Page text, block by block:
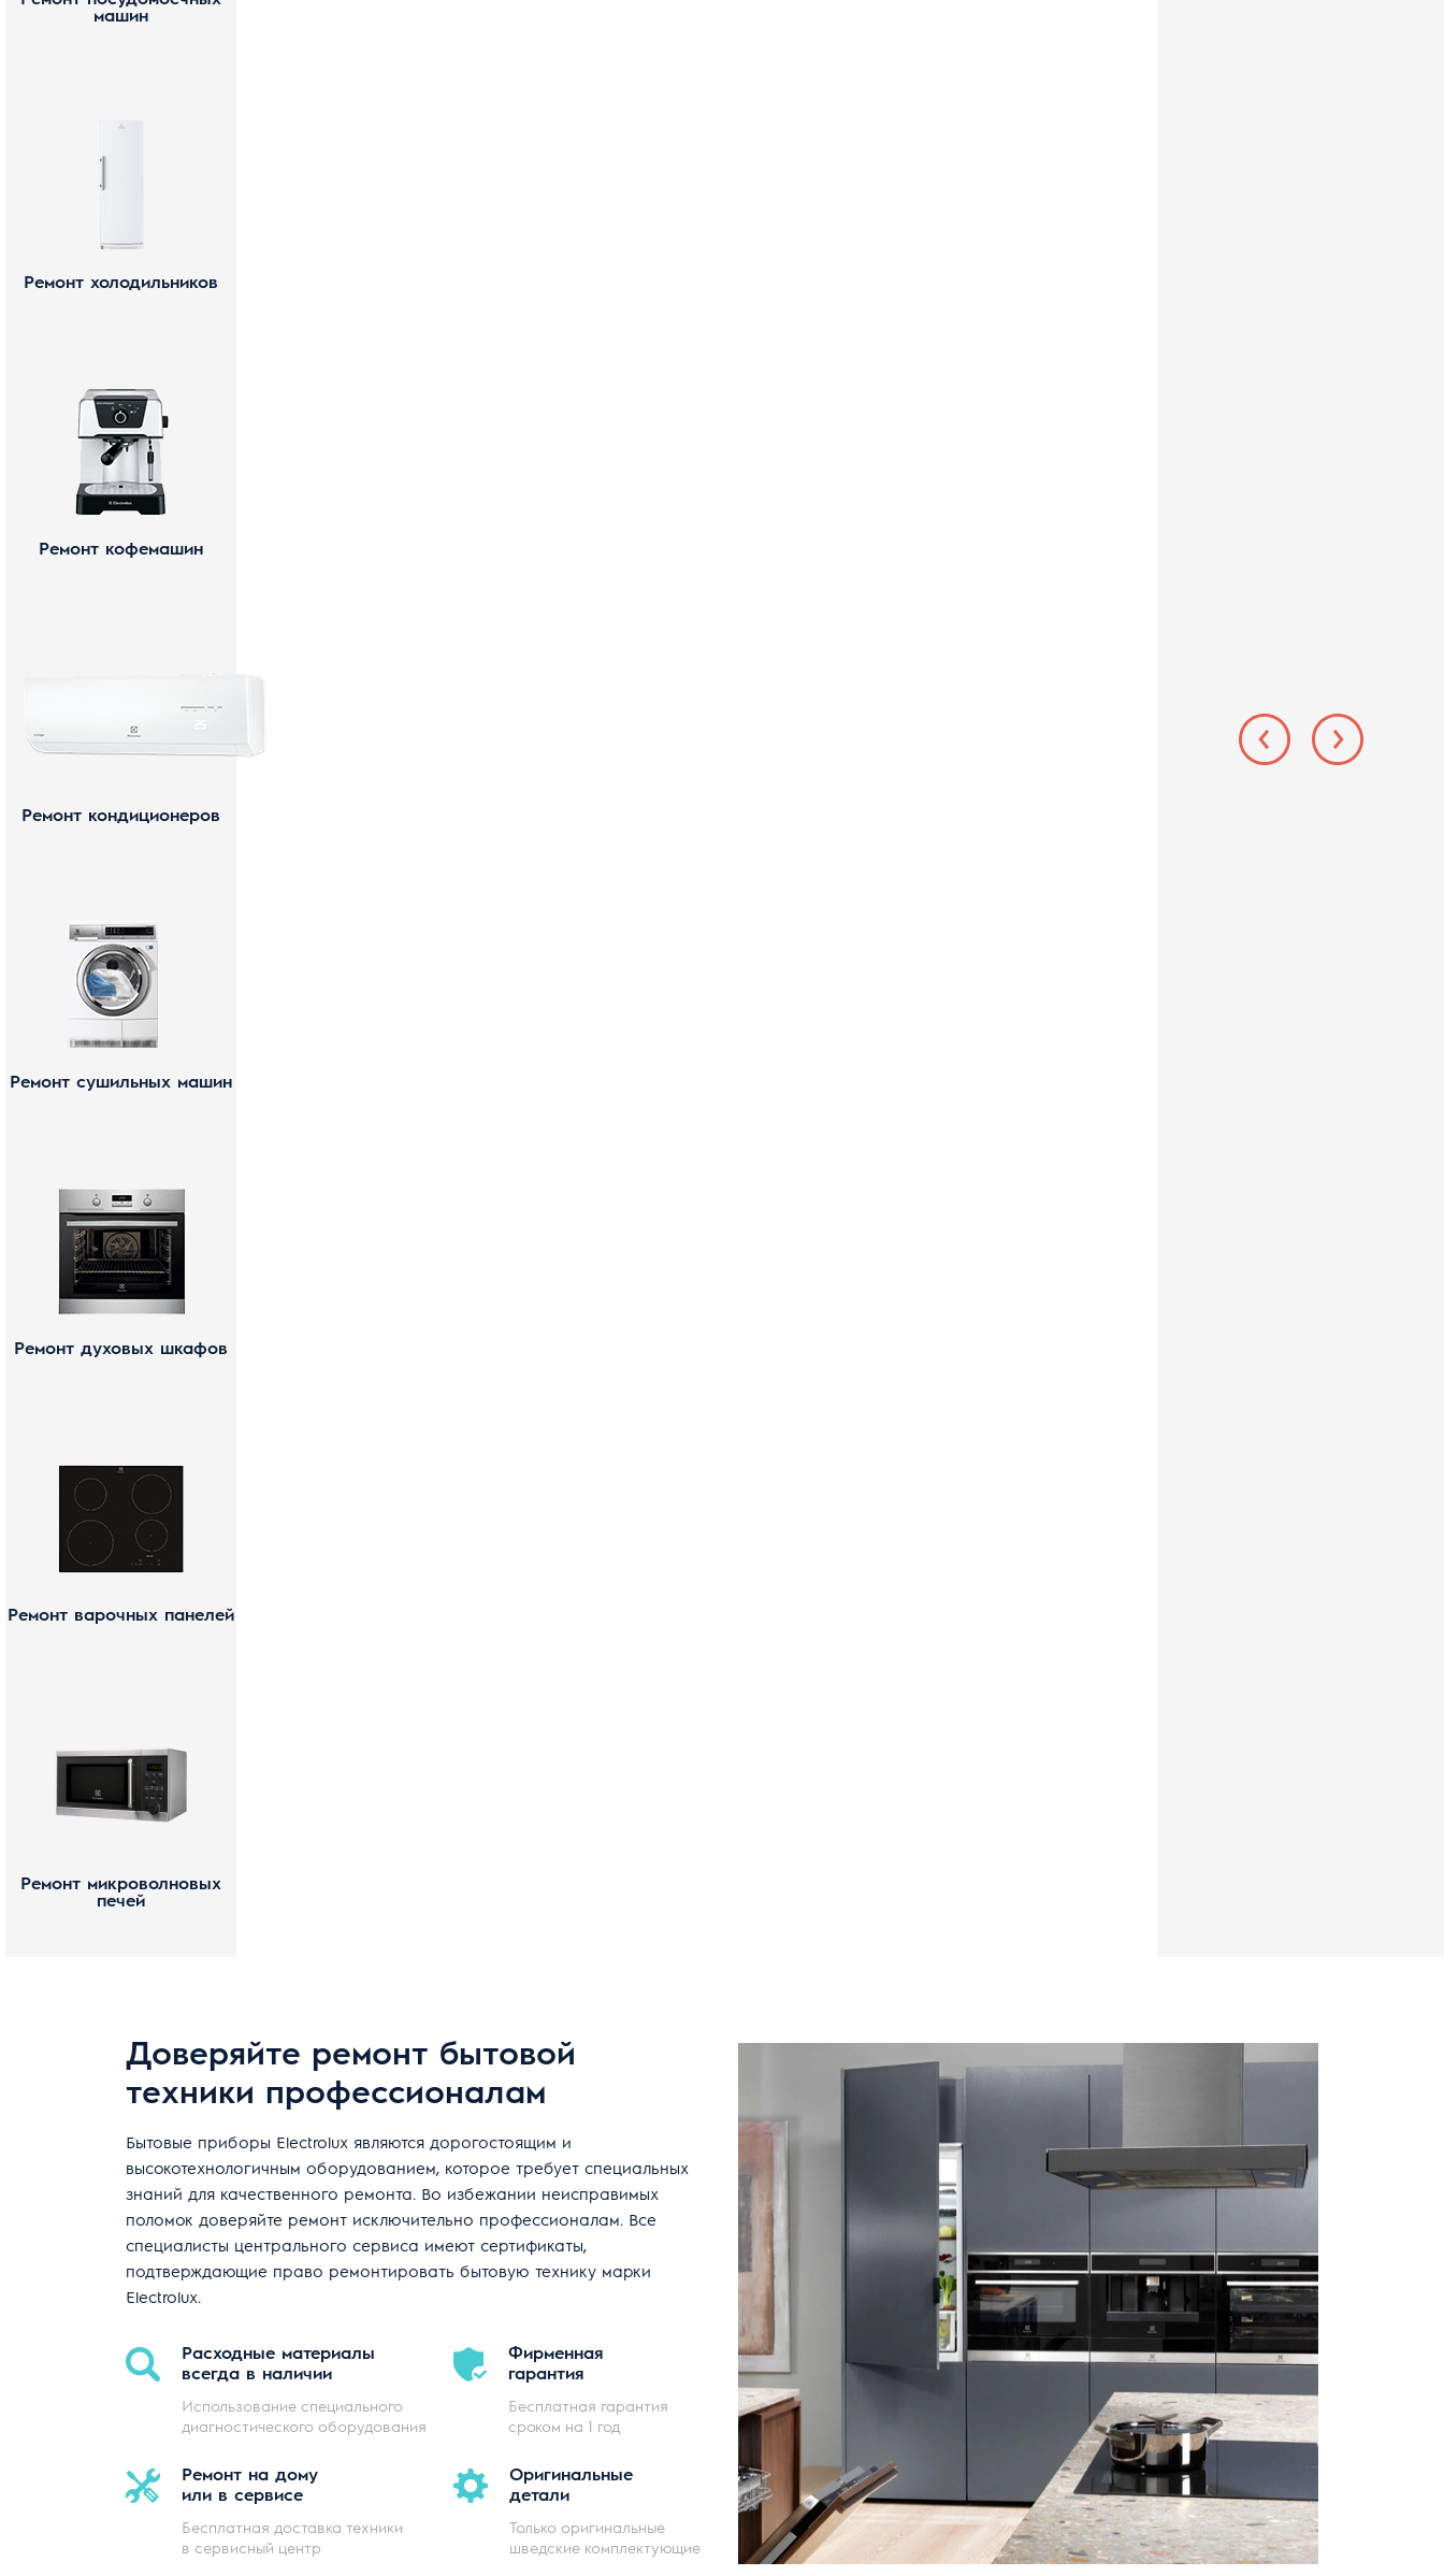
машин
Ремонт холодильников
Ремонт кофемашин
Ремонт кондиционеров
Ремонт сушильных машин
Ремонт духовых шкафов
Ремонт варочных панелей
Ремонт микроволновых
печей
Доверяйте ремонт бытовой
техники профессионалам
Бытовые приборы Electrolux являются дорогостоящим и
высокотехнологичным оборудованием, которое требует специальных
знаний для качественного ремонта. Во избежании неисправимых
поломок доверяйте ремонт исключительно профессионалам. Все
специалисты центрального сервиса имеют сертификаты,
подтверждающие право ремонтировать бытовую технику марки
Electrolux.
Расходные материалы
всегда в наличии
Использование специального
диагностического оборудования
Фирменная
гарантия
Бесплатная гарантия
сроком на 1 год
Ремонт на дому
или в сервисе
Бесплатная доставка техники
в сервисный центр
Оригинальные
детали
Только оригинальные
шведские комплектующие